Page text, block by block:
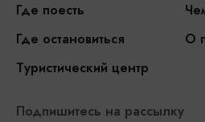
Где поесть
Где остановиться
О
Туристический центр
Подпишитесь на рассылку